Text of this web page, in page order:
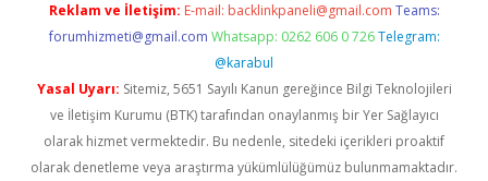
Reklam ve İletişim: E-mail: backlinkpaneli@gmail.com Teams:
forumhizmeti@gmail.com Whatsapp: 0262 606 0 726 Telegram:
@karabul
Yasal Uyarı: Sitemiz, 5651 Sayılı Kanun gereğince Bilgi Teknolojileri
ve İletişim Kurumu (BTK) tarafından onaylanmış bir Yer Sağlayıcı
olarak hizmet vermektedir. Bu nedenle, sitedeki içerikleri proaktif
olarak denetleme veya araştırma yükümlülüğümüz bulunmamaktadır.